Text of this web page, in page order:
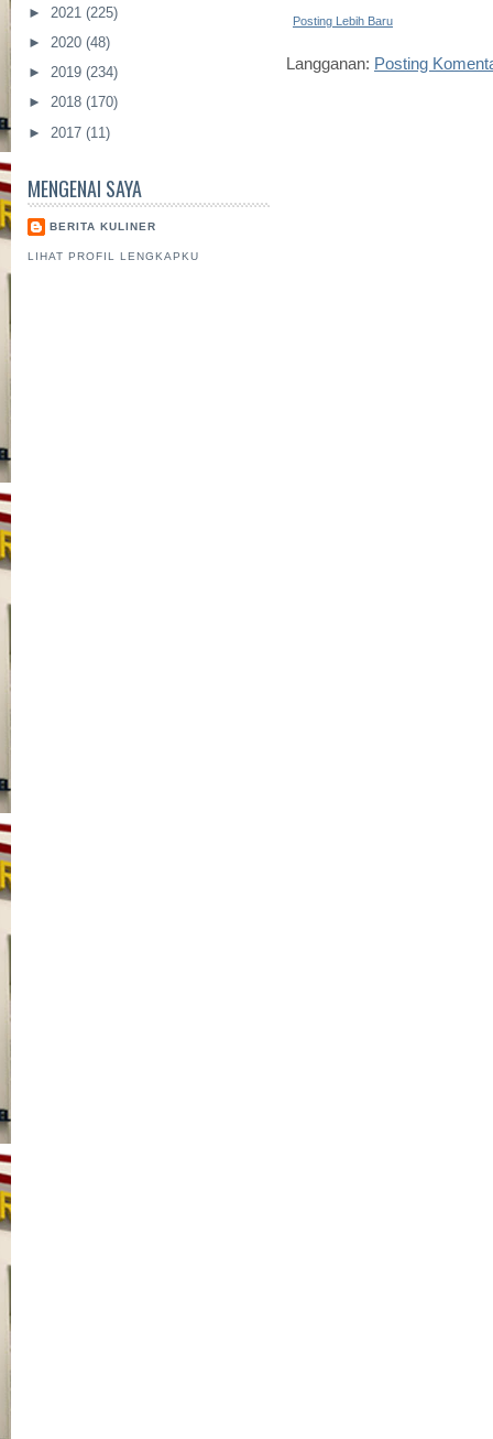
► 2021 (225)
► 2020 (48)
► 2019 (234)
► 2018 (170)
► 2017 (11)
MENGENAI SAYA
BERITA KULINER
LIHAT PROFIL LENGKAPKU
Posting Lebih Baru
Langganan: Posting